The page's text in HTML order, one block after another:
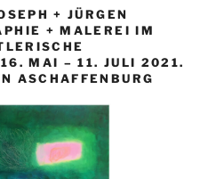
+ JÜRGEN
+ MALEREI IM
MAI – 11. JULI 2021.
ASCHAFFENBURG